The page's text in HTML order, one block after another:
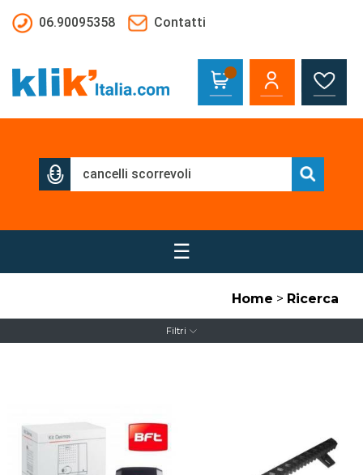
06.90095358
Contatti
☰
Home > Ricerca
Filtri